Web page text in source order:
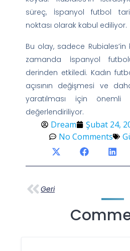
süreç, İspanyol futbol
noktası olarak kabul ediliyor.
Bu olay, sadece Rubiales’in
zamanda İspanyol
derinden etkiledi. Kadın
açısının değişmesi ve
yaratılması için
değerlendiriliyor.
Dream Şubat 24,
No Comments
Geri